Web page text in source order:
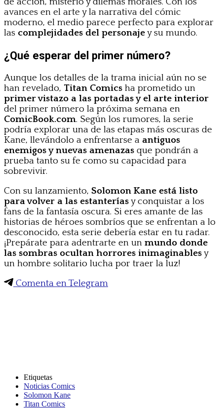
avances en el arte y la narrativa del cómic
moderno, el medio parece perfecto para explorar
las complejidades del personajey su mundo.
¿Qué esperar del primer número?
Aunque los detalles de la trama inicial aún no se
han revelado, Titan Comics ha prometido un
primer vistazo a las portadas y el arte interior
del primer número la próxima semana en
ComicBook.com. Según los rumores, la serie
podría explorar una de las etapas más oscuras de
Kane, llevándolo a enfrentarse a antiguos
enemigos y nuevas amenazas que pondrán a
prueba tanto su fe como su capacidad para
sobrevivir.
Con su lanzamiento, Solomon Kane está listo
para volver a las estanteríasy conquistar a los
fans de la fantasía oscura. Si eres amante de las
historias de héroes sombríos que se enfrentan a lo
desconocido, esta serie debería estar en tu radar.
¡Prepárate para adentrarte en un mundo donde
las sombras ocultan horrores inimaginablesy
un hombre solitario lucha por traer la luz!
Comenta en Telegram
Etiquetas
Noticias Comics
Solomon Kane
Titan Comics